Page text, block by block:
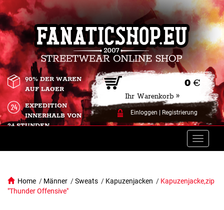
0 €
Ihr Warenkorb »
Einloggen Registrierung
90% DER WAREN
AUF LAGER
EXPEDITION
INNERHALB VON
24 STUNDEN.
Toggle
Home / Männer /Sweats / Kapuzenjacken / Kapuzenjacke,zip
"Thunder Offensive"